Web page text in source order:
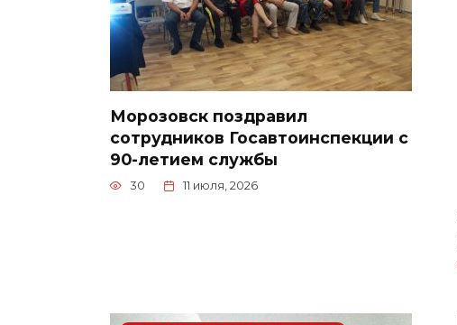
Морозовск поздравил
сотрудников Госавтоинспекции с
90-летием службы
30 11 июля, 2026